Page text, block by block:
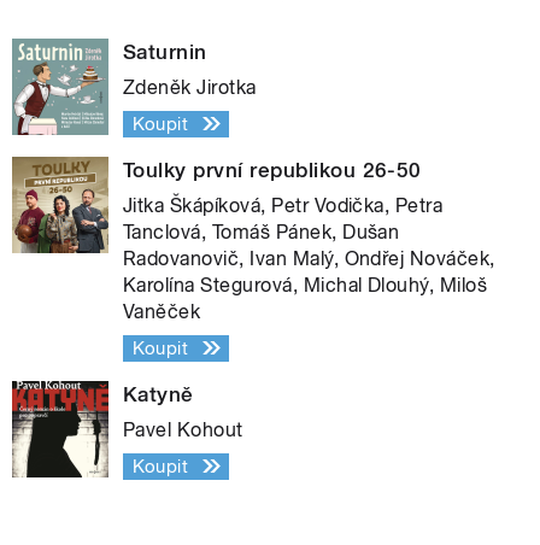
Saturnin
Zdeněk Jirotka
Koupit
Toulky první republikou 26-50
Jitka Škápíková, Petr Vodička, Petra
Tanclová, Tomáš Pánek, Dušan
Radovanovič, Ivan Malý, Ondřej Nováček,
Karolína Stegurová, Michal Dlouhý, Miloš
Vaněček
Koupit
Katyně
Pavel Kohout
Koupit